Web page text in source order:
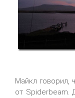
Майкл говорил,
от Spiderbeam.